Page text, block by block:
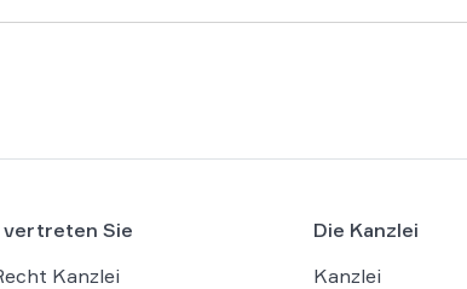
vertreten Sie
Kanzlei
Die Kanzlei
Kanzlei